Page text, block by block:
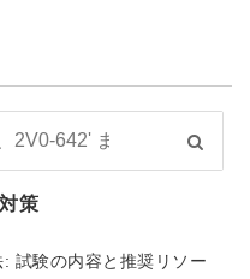
策
試験の内容と推奨リソー